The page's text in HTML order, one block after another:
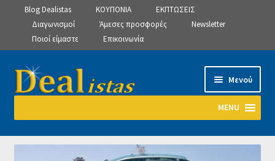
Blog Dealistas ΚΟΥΠΟΝΙΑ
ΕΚΠΤΩΣΕΙΣ
Διαγωνισμοί
Άμεσες προσφορές
Newsletter
Ποιοί είμαστε
Επικοινωνία
Απευθείας
μετάβαση
πλοήγηση
Μετάβαση
σε
Μενού
MENU
Αρχική